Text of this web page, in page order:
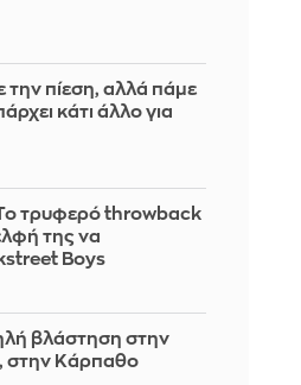
την πίεση, αλλά πάμε
κάτι άλλο για
τρυφερό throwback
της να
Boys
βλάστηση στην
στην Κάρπαθο